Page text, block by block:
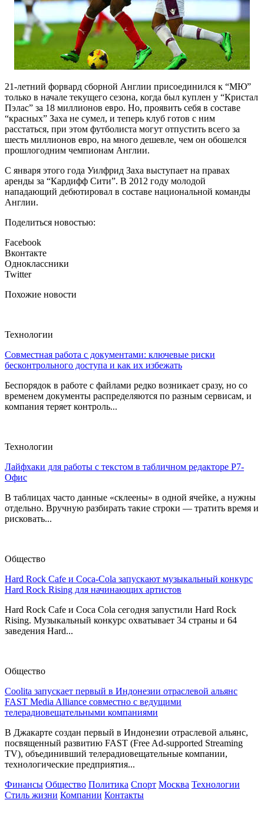
21-летний форвард сборной Англии присоединился к “МЮ”
только в начале текущего сезона, когда был куплен у “Кристал
Пэлас” за 18 миллионов евро. Но, проявить себя в составе
“красных” Заха не сумел, и теперь клуб готов с ним
расстаться, при этом футболиста могут отпустить всего за
шесть миллионов евро, на много дешевле, чем он обошелся
прошлогодним чемпионам Англии.
С января этого года Уилфрид Заха выступает на правах
аренды за “Кардифф Сити”. В 2012 году молодой
нападающий дебютировал в составе национальной команды
Англии.
Поделиться новостью:
Facebook
Вконтакте
Одноклассники
Twitter
Похожие новости
Технологии
Совместная работа с документами: ключевые риски
бесконтрольного доступа и как их избежать
Беспорядок в работе с файлами редко возникает сразу, но со
временем документы распределяются по разным сервисам, и
компания теряет контроль...
Технологии
Лайфхаки для работы с текстом в табличном редакторе Р7-
Офис
В таблицах часто данные «склеены» в одной ячейке, а нужны
отдельно. Вручную разбирать такие строки — тратить время и
рисковать...
Общество
Hard Rock Cafe и Coca-Cola запускают музыкальный конкурс
Hard Rock Rising для начинающих артистов
Hard Rock Cafe и Coca Cola сегодня запустили Hard Rock
Rising. Музыкальный конкурс охватывает 34 страны и 64
заведения Hard...
Общество
Coolita запускает первый в Индонезии отраслевой альянс
FAST Media Alliance совместно с ведущими
телерадиовещательными компаниями
В Джакарте создан первый в Индонезии отраслевой альянс,
посвященный развитию FAST (Free Ad-supported Streaming
TV), объединивший телерадиовещательные компании,
технологические предприятия...
Финансы Общество Политика Спорт Москва Технологии
Стиль жизни Компании Контакты